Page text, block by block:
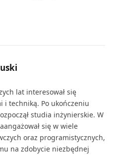
lat interesował się
i techniką. Po ukończeniu
studia inżynierskie. W
się w wiele
oraz programistycznych,
na zdobycie niezbędnej